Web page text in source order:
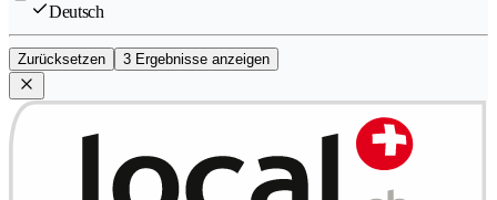
Deutsch
Zurücksetzen 3 Ergebnisse anzeigen